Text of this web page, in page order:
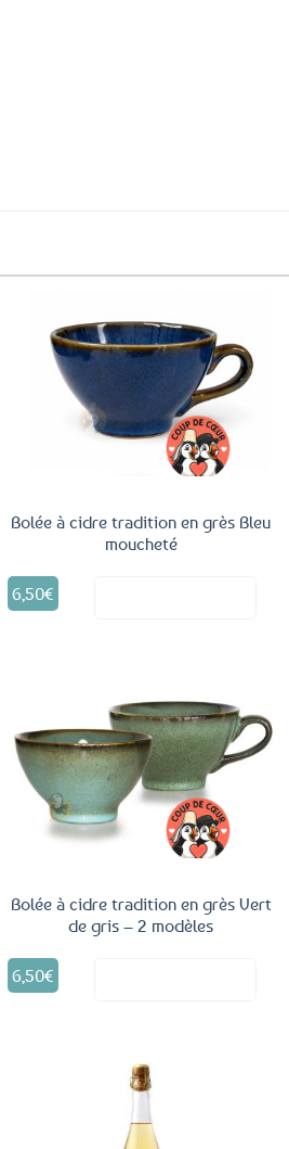
Ajouter
aux
favoris
Bolée à cidre tradition en grès Bleu
moucheté
6,50€
Ajouter
aux
favoris
Bolée à cidre tradition en grès Vert
de gris – 2 modèles
6,50€
Ce